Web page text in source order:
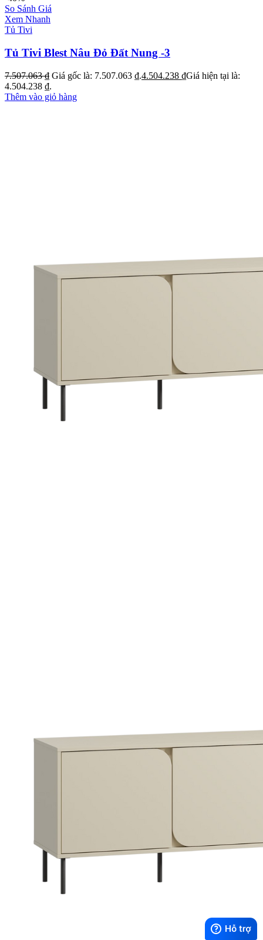
So Sánh Giá
Xem Nhanh
Tủ Tivi
Tủ Tivi Blest Nâu Đỏ Đất Nung -3
7.507.063₫ Giá gốc là: 7.507.063 ₫.4.504.238 ₫Giá hiện tại là:
4.504.238 ₫.
Thêm vào giỏ hàng